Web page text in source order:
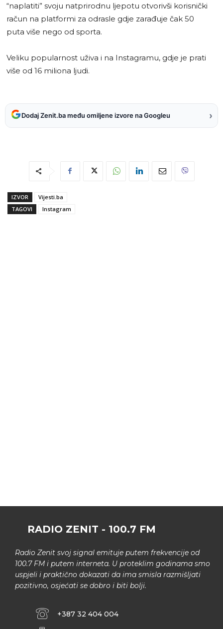
“naplatiti” svoju natprirodnu ljepotu otvorivši korisnički
račun na platformi za odrasle gdje zarađuje čak 50
puta više nego od sporta.
Veliku popularnost uživa i na Instagramu, gdje je prati
više od 16 miliona ljudi.
Dodaj Zenit.ba među omiljene izvore na Googleu ›
IZVOR
Vijesti.ba
TAGOVI
Instagram
RADIO ZENIT - 100.7 FM
Radio Zenit svoj signal emituje putem frekvencije od
100.7 FM i putem interneta. U proteklim godinama smo
uspjeli i praktično dokazati da ima smisla razmišljati
pozitivno, osjećati se dobro i biti bolji.
+387 32 404 004